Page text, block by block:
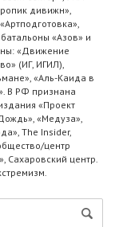
дивижн»,
«Азов» и
«Движение
(ИГ, ИГИЛ),
«Аль-Каида в
В РФ признана
«Проект
«Медуза»,
The Insider,
центр
центр.